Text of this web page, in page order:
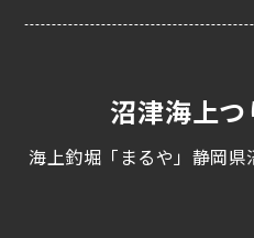
沼津海上
海上釣堀「まるや」静岡